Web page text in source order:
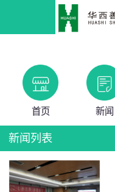
首页 新闻
新闻列表